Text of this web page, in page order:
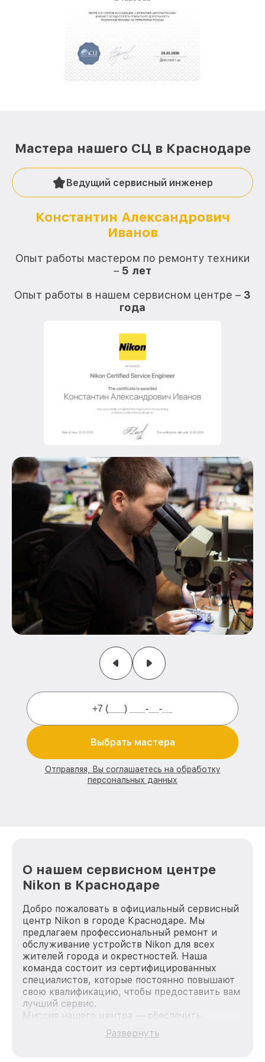
обеспечат доставку устройств в сервис в
полной сохранности и бесплатно.
положительные отзывы и обрели отличную
репутацию. Мы постоянно совершенствуемся и
Мастера нашего СЦ в Краснодаре
Ведущий сервисный инженер
Константин Александрович
Иванов
Опыт работы мастером по ремонту техники
– 5 лет
Опыт работы в нашем сервисном центре – 3
года
Выбрать мастера
Отправляя, Вы соглашаетесь на обработку
персональных данных
О нашем сервисном центре
Nikon в Краснодаре
Добро пожаловать в официальный сервисный
центр Nikon в городе Краснодаре. Мы
предлагаем профессиональный ремонт и
обслуживание устройств Nikon для всех
жителей города и окрестностей. Наша
команда состоит из сертифицированных
специалистов, которые постоянно повышают
свою квалификацию, чтобы предоставить вам
лучший сервис.
Миссия нашего центра — обеспечить
качественный и доступный ремонт для
каждого пользователя продукции Nikon, вне
Развернуть